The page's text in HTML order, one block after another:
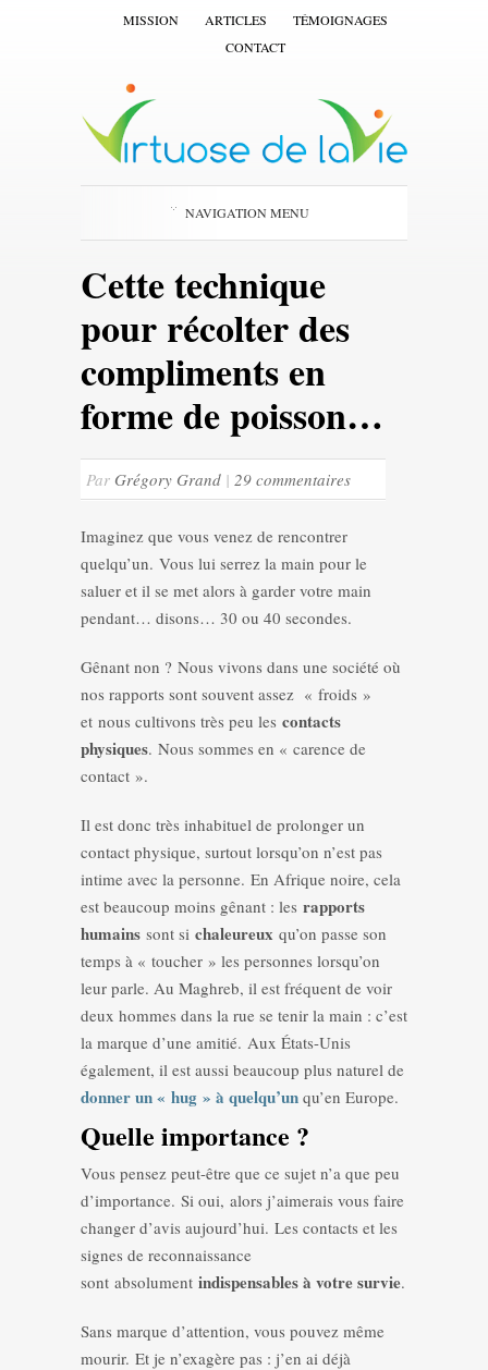
MISSION ARTICLES
TÉMOIGNAGES
CONTACT
NAVIGATION MENU
Cette technique
pour récolter des
compliments en
forme de poisson…
Par Grégory Grand | 29 commentaires
Imaginez que vous venez de rencontrer
quelqu’un. Vous lui serrez la main pour le
saluer et il se met alors à garder votre main
pendant… disons… 30 ou 40 secondes.
Gênant non ? Nous vivons dans une société où
nos rapports sont souvent assez « froids »
et nous cultivons très peu les contacts
physiques. Nous sommes en « carence de
contact ».
Il est donc très inhabituel de prolonger un
contact physique, surtout lorsqu’on n’est pas
intime avec la personne. En Afrique noire, cela
est beaucoup moins gênant : les rapports
humains sont si chaleureux qu’on passe son
temps à « toucher » les personnes lorsqu’on
leur parle. Au Maghreb, il est fréquent de voir
deux hommes dans la rue se tenir la main : c’est
la marque d’une amitié. Aux États-Unis
également, il est aussi beaucoup plus naturel de
donner un « hug » à quelqu’un qu’en Europe.
Quelle importance ?
Vous pensez peut-être que ce sujet n’a que peu
d’importance. Si oui, alors j’aimerais vous faire
changer d’avis aujourd’hui. Les contacts et les
signes de reconnaissance
sont absolument indispensables à votre survie.
Sans marque d’attention, vous pouvez même
mourir. Et je n’exagère pas : j’en ai déjà